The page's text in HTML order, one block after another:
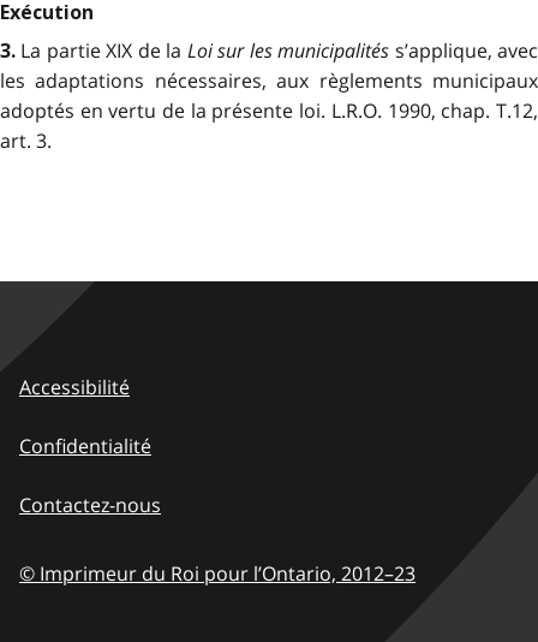
Exécution
3. La partie XIX de la Loi sur les municipalités s’applique, avec
les adaptations nécessaires, aux règlements municipaux
adoptés en vertu de la présente loi. L.R.O. 1990, chap. T.12,
art. 3.
Accessibilité
Confidentialité
Contactez-nous
© Imprimeur du Roi pour l’Ontario, 2012–23